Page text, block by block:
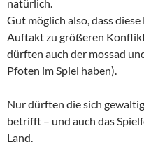
natürlich.
Gut möglich also, dass
Auftakt zu größeren
dürften auch der mossad
Pfoten im Spiel haben).
Nur dürften die sich
betrifft – und auch das
Land.